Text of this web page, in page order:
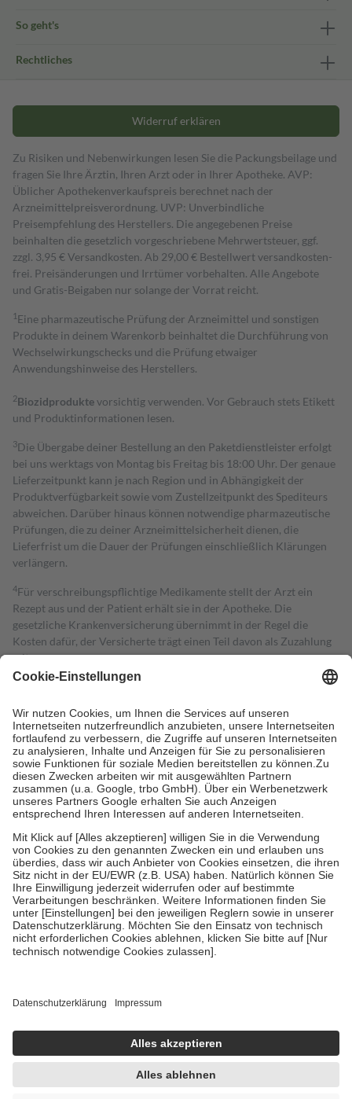
So geht's
Rechtliches
Widerruf erklären
Zu Risiken und Nebenwirkungen lesen Sie die Packungsbeilage und
fragen Sie Ihre Ärztin, Ihren Arzt oder in Ihrer Apotheke. AVP:
Üblicher Apothekenverkaufspreis berechnet nach der
Arzneimittelpreisverordnung. UVP: Unverbindliche
Preisempfehlung des Herstellers. Die angegebenen Preise
beinhalten die gesetzlich vorgeschriebene Mehrwertsteuer, ggf.
zzgl. 3,95 € Versandkosten. Ab 29,00 € Bestell­wert versand­kosten­
frei. Preisänderungen und Irrtümer vorbehalten. Alle Angebote
und Gratis-Beigaben nur solange der Vorrat reicht.
1 Eine pharmazeutische Prüfung der Arzneimittel und sonstigen
Produkte in deinem Warenkorb beinhaltet die Durchführung von
Wechselwirkungschecks und die Prüfung etwaiger
Anwendungshinweise des Herstellers.
2Biozidproduktevorsichtig verwenden. Vor Gebrauch stets Etikett
und Produktinformationen lesen.
3Die Übergabe deiner Bestellung an den Paketdienstleister erfolgt
bei uns werktags von Montag bis Freitag bis 18:00 Uhr. Der genaue
Lieferzeitpunkt kann je nach Region und in Abhängigkeit der
Produktverfügbarkeit sowie vom Zustellzeitpunkt des Spediteurs
abweichen. Darüber hinaus können notwendige pharmazeutische
Prüfungen, die zu deiner Arzneimittelsicherheit dienen, die
Lieferfrist um die Dauer der Prüfungen einschließlich Klärungen
verlängern.
4Für verschreibungspflichtige Medikamente stellt der Arzt ein
Rezept aus und der Patient erhält sie in der Apotheke. Die
gesetzliche Krankenversicherung übernimmt in der Regel die
Kosten dafür, der Versicherte trägt einen Teil davon als Zuzahlung
mit.
Grundsätzlich leisten Mitglieder Zuzahlungen in Höhe von zehn
höchstens zehn Euro.
Es sind jedoch nie mehr als die tatsächlichen
Kosten der Leistung zu entrichten.
Diese Regeln gelten grundsätzlich auch für Online-Apotheken.
Bei Heilmitteln und häuslicher Krankenpflege beträgt die
Zuzahlung zehn Prozent der Kosten sowie zehn Euro je
Verordnung.
Um das Engagement der Versicherten für ihre eigene Gesundheit zu
stärken und die besondere Stellung der Familie zu unterstützen,
fallenkeine Zuzahlungenan bei:
• Kindern und Jugendlichen bis zum vollendeten 18. Lebensjahr
mit Ausnahme der Fahrkosten
• Untersuchungen zur Vorsorge und Früherkennung, die von der
GKV getragen werden
• empfohlenen Schutzimpfungen
• Harn- und Blutteststreifen
getroffen, um sicherzustellen, dass es sich um echte Bewertungen
https://help.etrusted.com/hc/de/articles/4419944605341
Einige Bilder und Inhalte wurden unter Zuhilfenahme künstlicher